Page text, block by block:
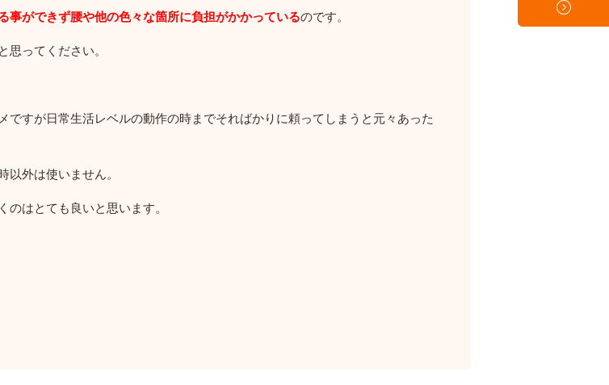
事ができず腰や他の色々な箇所に負担がかかっているのです。
と思ってください。
すが日常生活レベルの動作の時までそればかりに頼ってしまうと元々あった
以外は使いません。
のはとても良いと思います。